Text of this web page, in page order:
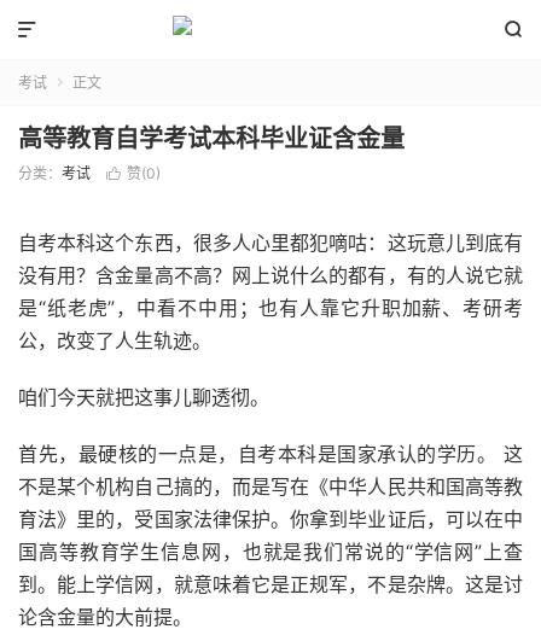


考试  正文
高等教育自学考试本科毕业证含金量
分类： 考试  赞(0)
自考本科这个东西，很多人心里都犯嘀咕：这玩意儿到底有
没有用？含金量高不高？网上说什么的都有，有的人说它就
是“纸老虎”，中看不中用；也有人靠它升职加薪、考研考
公，改变了人生轨迹。
咱们今天就把这事儿聊透彻。
首先，最硬核的一点是，自考本科是国家承认的学历。 这
不是某个机构自己搞的，而是写在《中华人民共和国高等教
育法》里的，受国家法律保护。你拿到毕业证后，可以在中
国高等教育学生信息网，也就是我们常说的“学信网”上查
到。能上学信网，就意味着它是正规军，不是杂牌。这是讨
论含金量的大前提。